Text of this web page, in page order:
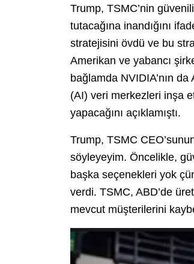
Trump, TSMC’nin
tutacağına inandığını
stratejisini övdü ve bu
Amerikan ve yabancı
bağlamda NVIDIA’nın
(AI) veri merkezleri inşa
yapacağını açıklamıştı.
Trump, TSMC
söyleyeyim. Öncelikle,
başka seçenekleri yok
verdi. TSMC, ABD’de
mevcut müşterilerini